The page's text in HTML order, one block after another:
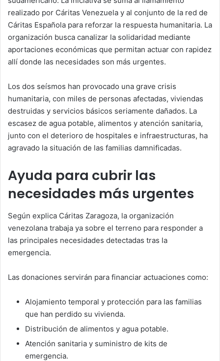
realizado por Cáritas Venezuela y al conjunto de la red de
Cáritas Española para reforzar la respuesta humanitaria. La
organización busca canalizar la solidaridad mediante
aportaciones económicas que permitan actuar con rapidez
allí donde las necesidades son más urgentes.
Los dos seísmos han provocado una grave crisis
humanitaria, con miles de personas afectadas, viviendas
destruidas y servicios básicos seriamente dañados. La
escasez de agua potable, alimentos y atención sanitaria,
junto con el deterioro de hospitales e infraestructuras, ha
agravado la situación de las familias damnificadas.
Ayuda para cubrir las
necesidades más urgentes
Según explica Cáritas Zaragoza, la organización
venezolana trabaja ya sobre el terreno para responder a
las principales necesidades detectadas tras la
emergencia.
Las donaciones servirán para financiar actuaciones como:
Alojamiento temporal y protección para las familias
que han perdido su vivienda.
Distribución de alimentos y agua potable.
Atención sanitaria y suministro de kits de
emergencia.